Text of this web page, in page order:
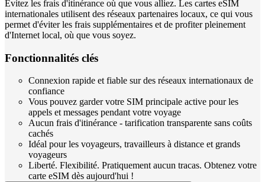
Évitez les frais d'itinérance où que vous alliez. Les cartes eSIM
internationales utilisent des réseaux partenaires locaux, ce qui vous
permet d'éviter les frais supplémentaires et de profiter pleinement
d'Internet local, où que vous soyez.
Fonctionnalités clés
Connexion rapide et fiable sur des réseaux internationaux de
confiance
Vous pouvez garder votre SIM principale active pour les
appels et messages pendant votre voyage
Aucun frais d'itinérance - tarification transparente sans coûts
cachés
Idéal pour les voyageurs, travailleurs à distance et grands
voyageurs
Liberté. Flexibilité. Pratiquement aucun tracas. Obtenez votre
carte eSIM dès aujourd'hui !